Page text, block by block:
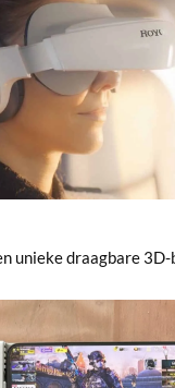
unieke draagbare 3D-